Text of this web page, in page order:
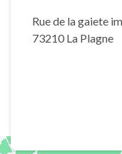
Rue de la gaiete
73210 La Plagne